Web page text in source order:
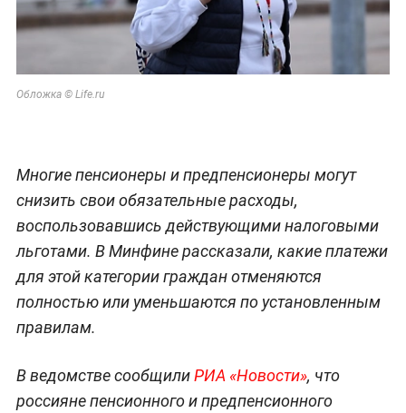
Обложка © Life.ru
Многие пенсионеры и предпенсионеры могут
снизить свои обязательные расходы,
воспользовавшись действующими налоговыми
льготами. В Минфине рассказали, какие платежи
для этой категории граждан отменяются
полностью или уменьшаются по установленным
правилам.
В ведомстве сообщилиРИА «Новости», что
россияне пенсионного и предпенсионного